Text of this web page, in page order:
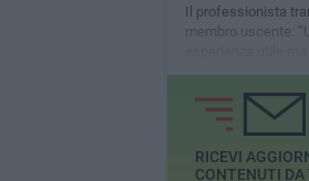
Il professionista
membro uscente:
esaltante”
RICEVI
CONTENUTI DA